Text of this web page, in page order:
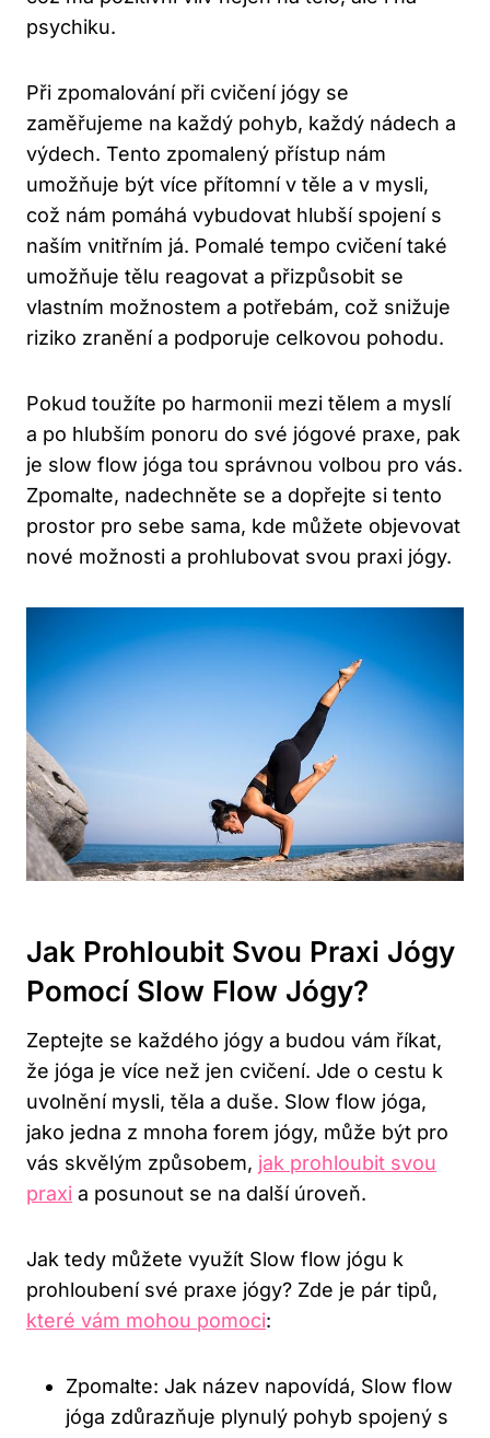
psychiku.
Při zpomalování při cvičení jógy se
zaměřujeme na ‍každý pohyb, každý nádech ‍a
výdech. Tento‌ zpomalený přístup nám
umožňuje být více přítomní v těle a v mysli,
což ​nám pomáhá ​vybudovat hlubší spojení s
naším vnitřním já. Pomalé tempo ​cvičení také
umožňuje tělu reagovat a přizpůsobit se
vlastním‌ možnostem a potřebám, což‌ snižuje
riziko zranění a podporuje celkovou pohodu.
Pokud toužíte po harmonii mezi tělem a myslí
a po hlubším ponoru do své ​jógové praxe, pak
je slow ​flow jóga tou správnou volbou pro vás.
​Zpomalte, nadechněte se a dopřejte si tento
prostor pro sebe sama, kde můžete⁤ objevovat⁤
nové možnosti a prohlubovat svou praxi ‍jógy.
Jak Prohloubit Svou Praxi Jógy
Pomocí Slow Flow‌ Jógy?
Zeptejte se každého jógy a budou vám říkat,
že jóga je více než jen cvičení. Jde ‌o cestu k
uvolnění mysli, těla a duše. Slow flow ⁤jóga,
jako jedna z​ mnoha forem jógy, může být⁤ pro
vás⁤ skvělým způsobem, jak prohloubit svou
praxi a posunout se na další úroveň.
Jak tedy‍ můžete využít Slow flow jógu k
prohloubení ⁢své praxe jógy? Zde ⁣je pár tipů,
které vám ​mohou pomoci:
Zpomalte: Jak název napovídá, Slow flow
jóga zdůrazňuje plynulý pohyb spojený s